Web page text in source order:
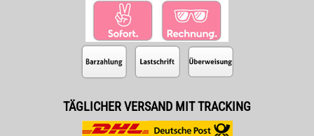
TÄGLICHER VERSAND MIT TRACKING